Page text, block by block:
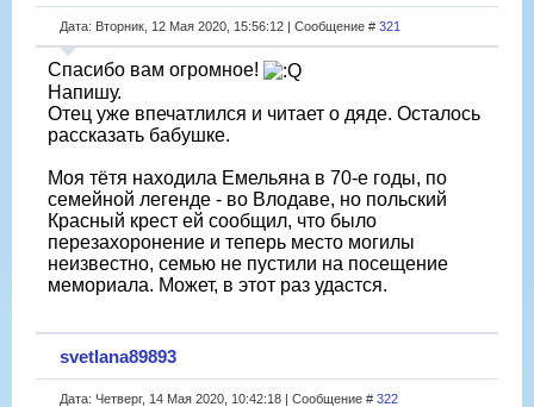
Дата: Вторник, 12 Мая 2020, 15:56:12 | Сообщение # 321
Спасибо вам огромное!
Напишу.
Отец уже впечатлился и читает о дяде. Осталось
рассказать бабушке.
Моя тётя находила Емельяна в 70-е годы, по
семейной легенде - во Влодаве, но польский
Красный крест ей сообщил, что было
перезахоронение и теперь место могилы
неизвестно, семью не пустили на посещение
мемориала. Может, в этот раз удастся.
svetlana89893
Дата: Четверг, 14 Мая 2020, 10:42:18 | Сообщение # 322